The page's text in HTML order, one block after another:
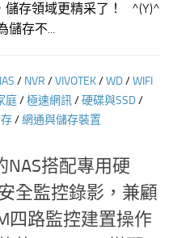
儲存領域更精采了！ ^(Y)^
儲存不...
/ NVR /VIVOTEK/WD/WIFI
庭/極速網訊/硬碟與SSD/
/網通與儲存裝置
NAS搭配專用硬
全監控錄影，兼顧
四路監控建置操作